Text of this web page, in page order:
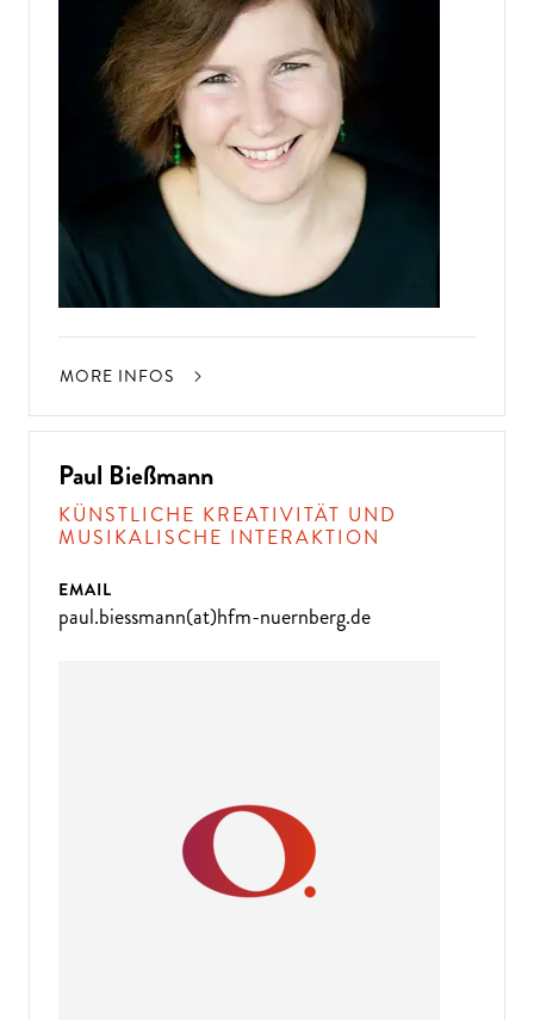
MORE INFOS
Paul Bießmann
KÜNSTLICHE KREATIVITÄT UND
MUSIKALISCHE INTERAKTION
EMAIL
paul.biessmann(at)hfm-nuernberg.de